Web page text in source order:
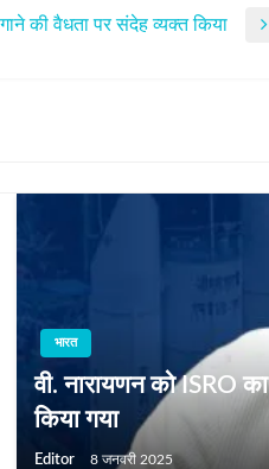
की वैधता पर संदेह व्‍यक्‍त किया
भारत
वी. नारायणन को ISRO
किया गया
Editor 8 जनवरी 2025